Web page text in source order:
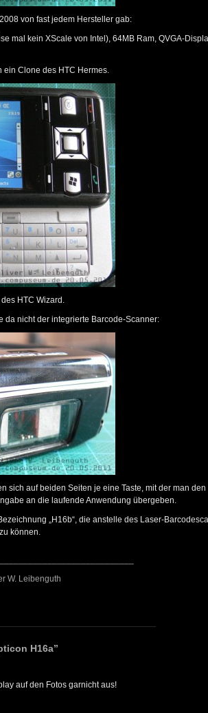
von fast jedem Hersteller gab:
mal kein XScale von Intel), 64MB Ram, QVGA-
ein Clone des HTC Hermes.
HTC Wizard.
da nicht der integrierte Barcode-Scanner:
sich auf beiden Seiten je eine Taste, mit der man
an die laufende Anwendung übergeben.
„H16b“, die anstelle des Laser-
können.
W. Leibenguth
H16a”
auf den Fotos garnicht aus!